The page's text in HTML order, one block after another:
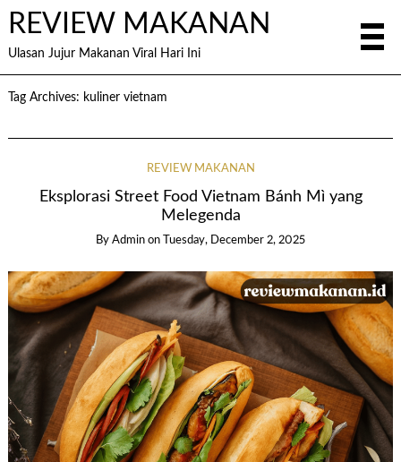
REVIEW MAKANAN
Ulasan Jujur Makanan Viral Hari Ini
Tag Archives: kuliner vietnam
REVIEW MAKANAN
Eksplorasi Street Food Vietnam Bánh Mì yang
Melegenda
By Admin on Tuesday, December 2, 2025